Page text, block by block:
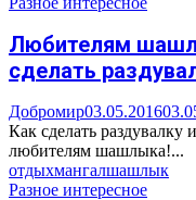
Любителям
сделать
Добромир03.05.2016
Как сделать раздувалку
любителям шашлыка!...
отдыхмангалшашлык
Разное интересное